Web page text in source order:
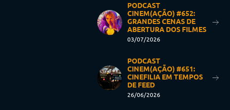
PODCAST
CINEM(AÇÃO) #652:
GRANDES CENAS DE
ABERTURA DOS FILMES
03/07/2026
PODCAST
CINEM(AÇÃO) #651:
CINEFILIA EM TEMPOS
DE FEED
26/06/2026